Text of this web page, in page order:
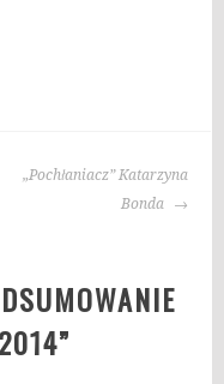
„Pochłaniacz” Katarzyna
Bonda
”